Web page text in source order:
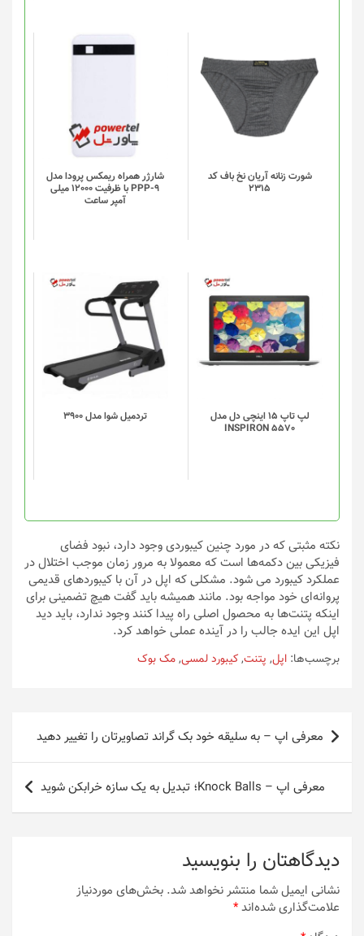
انتخاب
شوند
شورت زنانه آریان نخ باف کد
2315
این
محصول
دارای
انواع
مختلفی
می
گزینه
ها
محصول
انتخاب
شوند
شارژر همراه ریمکس پرودا مدل
PPP-9 با ظرفیت 12000 میلی
آمپر ساعت
لپ تاپ 15 اینچی دل مدل
INSPIRON 5570
تردميل شوا مدل 3900
نکته مثبتی که در مورد چنین کیبوردی وجود دارد، نبود فضای
فیزیکی بین دکمه‌ها است که معمولا به مرور زمان موجب اختلال در
عملکرد کیبورد می شود. مشکلی که اپل در آن با کیبوردهای قدیمی
پروانه‌ای خود مواجه بود. مانند همیشه باید گفت هیچ تضمینی برای
اینکه پتنت‌ها به محصول اصلی راه پیدا کنند وجود ندارد، باید دید
اپل این ایده جالب را در آینده عملی خواهد کرد.
برچسب‌ها: اپل, پتنت,کیبورد لمسی,مک بوک
راهبری
نوشتهمعرفی اپ – به سلیقه خود بک گراند تصاویرتان را تغییر دهید
معرفی اپ – Knock Balls؛ تبدیل به یک سازه خرابکن شوید
دیدگاهتان را بنویسید
نشانی ایمیل شما منتشر نخواهد شد. بخش‌های موردنیاز
علامت‌گذاری شده‌اند*